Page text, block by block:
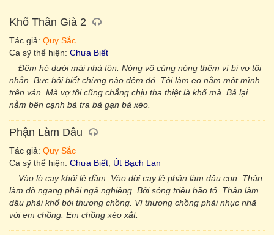
Khổ Thân Già 2
Tác giả: Quy Sắc
Ca sỹ thể hiện: Chưa Biết
Đêm hè dưới mái nhà tôn. Nóng vô cùng nóng thêm vì bị vợ tôi
nhằn. Bực bội biết chừng nào đêm đó. Tôi làm eo nằm một mình
trên ván. Mà vợ tôi cũng chẳng chịu tha thiệt là khổ mà. Bả lại
nằm bên cạnh bả tra bả gạn bả xéo.
Phận Làm Dâu
Tác giả: Quy Sắc
Ca sỹ thể hiện: Chưa Biết; Út Bạch Lan
Vào lò cay khói lệ dầm. Vào đời cay lệ phận làm dâu con. Thân
làm đò ngang phải ngả nghiêng. Bởi sóng triều bão tố. Thân làm
dâu phải khổ bởi thương chồng. Vì thương chồng phải nhục nhã
với em chồng. Em chồng xéo xắt.